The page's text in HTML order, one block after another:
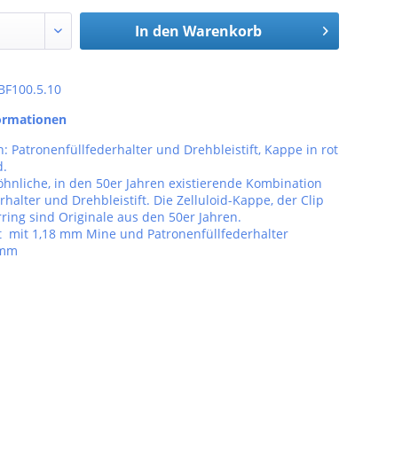
In den Warenkorb
Patronenfüllfederhalter und Drehbleistift, Kappe in rot
in den 50er Jahren existierende Kombination
und Drehbleistift. Die Zelluloid-Kappe, der Clip
sind Originale aus den 50er Jahren.
mit 1,18 mm Mine und Patronenfüllfederhalter